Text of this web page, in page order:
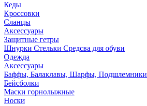
Кеды
Кроссовки
Сланцы
Аксессуары
Защитные гетры
Шнурки Стельки Средсва для обуви
Одежда
Аксессуары
Баффы, Балаклавы, Шарфы, Подшлемники
Бейсболки
Маски горнолыжные
Носки